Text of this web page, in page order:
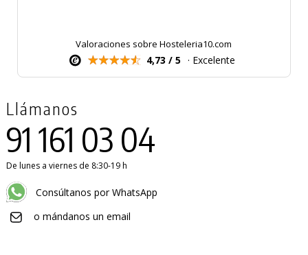
Valoraciones sobre Hosteleria10.com
4,73 / 5 · Excelente
Llámanos
91 161 03 04
De lunes a viernes de 8:30-19 h
Consúltanos por WhatsApp
o mándanos un email